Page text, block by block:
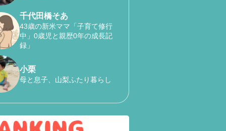
千代田橋そあ
43歳の新米ママ「子育て修行
中」0歳児と親歴0年の成長記
録」
小栗
母と息子、山梨ふたり暮らし